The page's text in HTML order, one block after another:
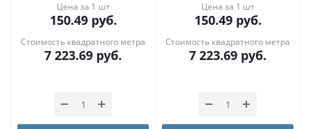
Цена за 1 шт
150.49руб.
Стоимость квадратного метра
7 223.69 руб.
Цена за 1 шт
150.49руб.
Стоимость квадратного метра
7 223.69 руб.